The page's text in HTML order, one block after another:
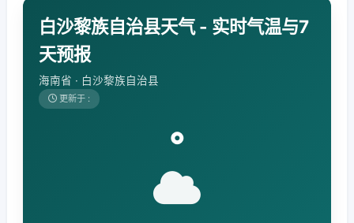
白沙黎族自治县天气 - 实时气温与7
天预报
海南省 · 白沙黎族自治县
更新于 :
°